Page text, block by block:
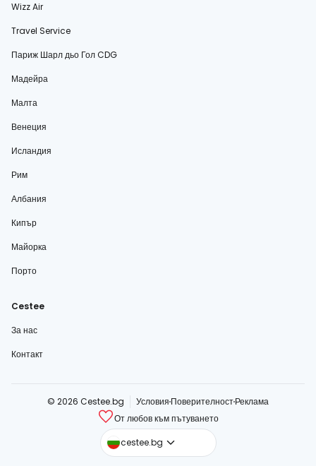
Wizz Air
Travel Service
Париж Шарл дьо Гол CDG
Мадейра
Малта
Венеция
Исландия
Рим
Албания
Кипър
Майорка
Порто
Cestee
За нас
Контакт
© 2026 Cestee.bg Условия ПоверителностРеклама
От любов към пътуването
cestee.bg
cestee.com
cestee.sk